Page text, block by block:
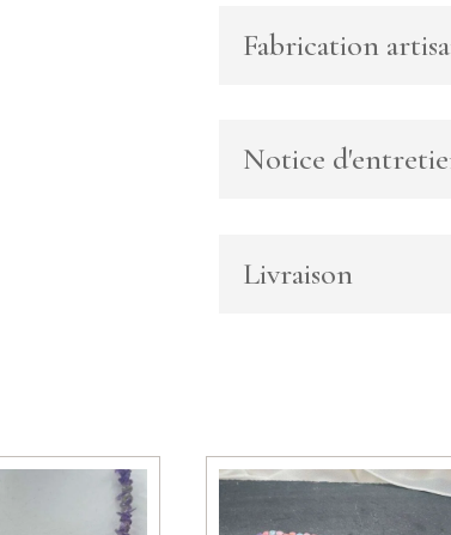
avecFabrication
Notice
Livraison